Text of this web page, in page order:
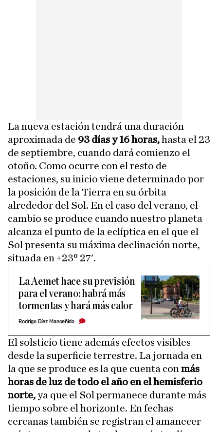
La nueva estación tendrá una duración
aproximada de 93 días y 16 horas,hasta el 23
de septiembre, cuando dará comienzo el
otoño. Como ocurre con el resto de
estaciones, su inicio viene determinado por
la posición de la Tierra en su órbita
alrededor del Sol. En el caso del verano, el
cambio se produce cuando nuestro planeta
alcanza el punto de la eclíptica en el que el
Sol presenta su máxima declinación norte,
situada en +23º 27'.
La Aemet hace su previsión
para el verano: habrá más
tormentas y hará más calor
Rodrigo Díez Manceñido
El solsticio tiene además efectos visibles
desde la superficie terrestre. La jornada en
la que se produce es la que cuenta con más
horas de luz de todo el año en el hemisferio
norte,ya que el Sol permanece durante más
tiempo sobre el horizonte. En fechas
cercanas también se registran el amanecer